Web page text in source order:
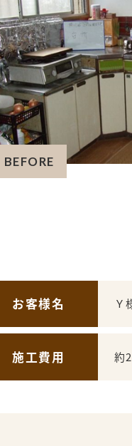
BEFORE
お客様名 Ｙ
施工費用 約